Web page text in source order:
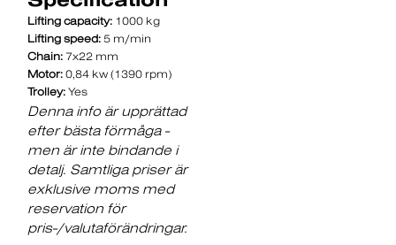
Lifting capacity: 1000 kg
Lifting speed: 5 m/min
Chain: 7x22 mm
Motor: 0,84 kw (1390 rpm)
Trolley: Yes
Denna info är upprättad
efter bästa förmåga -
men är inte bindande i
detalj. Samtliga priser är
exklusive moms med
reservation för
pris-/valutaförändringar.